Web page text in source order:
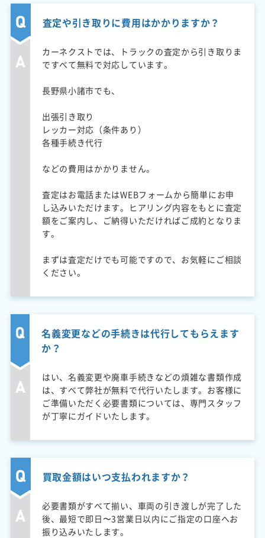
査定や引き取りに費用はかかりますか？
カーネクストでは、トラックの査定から引き取りま
ですべて無料で対応しています。
長野県小諸市でも、
出張引き取り
レッカー対応（条件あり）
各種手続き代行
などの費用はかかりません。
査定はお電話またはWEBフォームから簡単にお申
し込みいただけます。ヒアリング内容をもとに査定
額をご案内し、ご納得いただければご成約となりま
す。
まずは査定だけでも可能ですので、お気軽にご相談
ください。
名義変更などの手続きは代行してもらえます
か？
はい、名義変更や廃車手続きなどの煩雑な書類作成
は、すべて弊社が無料で代行いたします。お客様に
ご準備いただく必要書類については、専門スタッフ
が丁寧にガイドいたします。
買取金額はいつ支払われますか？
必要書類がすべて揃い、車両の引き渡しが完了した
後、最短で即日〜3営業日以内にご指定の口座へお
振り込みいたします。